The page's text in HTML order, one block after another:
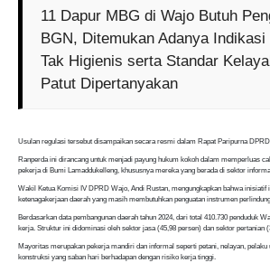
11 Dapur MBG di Wajo Butuh
BGN, Ditemukan Adanya
Tak Higienis serta Standar
Patut Dipertanyakan
Usulan regulasi tersebut disampaikan secara resmi dalam Rapat Paripurna
Ranperda ini dirancang untuk menjadi payung hukum kokoh dalam memperluas
pekerja di Bumi Lamaddukelleng, khususnya mereka yang berada di sektor
Wakil Ketua Komisi IV DPRD Wajo, Andi Rustan, mengungkapkan bahwa inisiatif
ketenagakerjaan daerah yang masih membutuhkan penguatan instrumen
Berdasarkan data pembangunan daerah tahun 2024, dari total 410.730 penduduk
kerja. Struktur ini didominasi oleh sektor jasa (45,98 persen) dan sektor pertanian
Mayoritas merupakan pekerja mandiri dan informal seperti petani, nelayan,
konstruksi yang saban hari berhadapan dengan risiko kerja tinggi.